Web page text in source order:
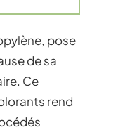
pose
de sa
Ce
rend